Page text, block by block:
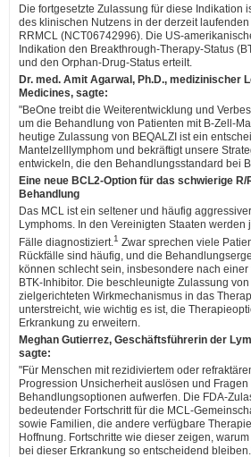
Die fortgesetzte Zulassung für diese Indikation
des klinischen Nutzens in der derzeit
RRMCL (NCT06742996). Die US-
Indikation den Breakthrough-Therapy-Status
und den Orphan-Drug-Status erteilt.
Dr. med. Amit Agarwal, Ph.D., medizinischer
Medicines, sagte:
"BeOne treibt die Weiterentwicklung und
um die Behandlung von Patienten mit B-Zell-
heutige Zulassung von BEQALZI ist ein
Mantelzelllymphom und bekräftigt unsere
entwickeln, die den Behandlungsstandard bei
Eine neue BCL2-Option für das schwierige
Behandlung
Das MCL ist ein seltener und häufig
Lymphoms. In den Vereinigten Staaten
Fälle diagnostiziert.1 Zwar sprechen viele
Rückfälle sind häufig, und die
können schlecht sein, insbesondere nach
BTK-Inhibitor. Die beschleunigte Zulassung
zielgerichteten Wirkmechanismus in das
unterstreicht, wie wichtig es ist, die
Erkrankung zu erweitern.
Meghan Gutierrez, Geschäftsführerin der
sagte:
"Für Menschen mit rezidiviertem oder
Progression Unsicherheit auslösen und
Behandlungsoptionen aufwerfen. Die FDA-
bedeutender Fortschritt für die MCL-
sowie Familien, die andere verfügbare
Hoffnung. Fortschritte wie dieser zeigen,
bei dieser Erkrankung so entscheidend